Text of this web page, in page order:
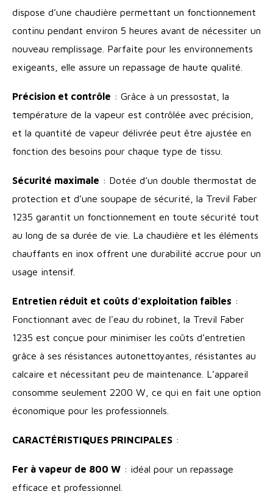
dispose d’une chaudière permettant un fonctionnement
continu pendant environ 5 heures avant de nécessiter un
nouveau remplissage. Parfaite pour les environnements
exigeants, elle assure un repassage de haute qualité.
Précision et contrôle : Grâce à un pressostat, la
température de la vapeur est contrôlée avec précision,
et la quantité de vapeur délivrée peut être ajustée en
fonction des besoins pour chaque type de tissu.
Sécurité maximale : Dotée d’un double thermostat de
protection et d’une soupape de sécurité, la Trevil Faber
1235 garantit un fonctionnement en toute sécurité tout
au long de sa durée de vie. La chaudière et les éléments
chauffants en inox offrent une durabilité accrue pour un
usage intensif.
Entretien réduit et coûts d'exploitation faibles :
Fonctionnant avec de l'eau du robinet, la Trevil Faber
1235 est conçue pour minimiser les coûts d’entretien
grâce à ses résistances autonettoyantes, résistantes au
calcaire et nécessitant peu de maintenance. L’appareil
consomme seulement 2200 W, ce qui en fait une option
économique pour les professionnels.
CARACTÉRISTIQUES PRINCIPALES:
Fer à vapeur de 800 W: idéal pour un repassage
efficace et professionnel.